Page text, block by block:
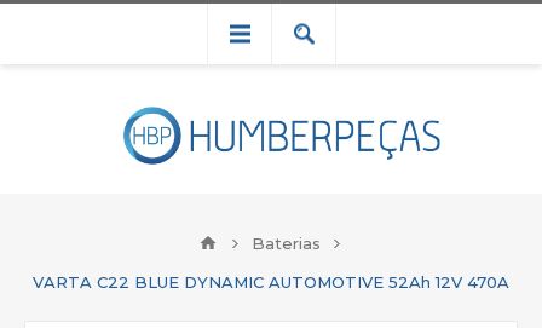
Baterias
VARTA C22 BLUE DYNAMIC AUTOMOTIVE 52Ah 12V 470A